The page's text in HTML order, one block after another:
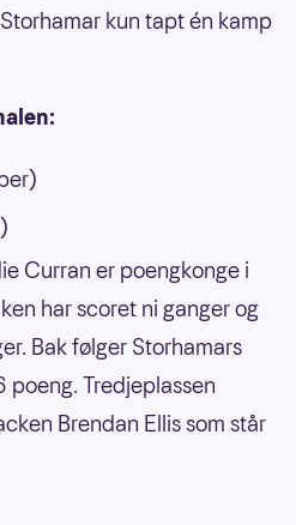
kun tapt én kamp
Curran er poengkonge i
har scoret ni ganger og
Bak følger Storhamars
Tredjeplassen
Brendan Ellis som står